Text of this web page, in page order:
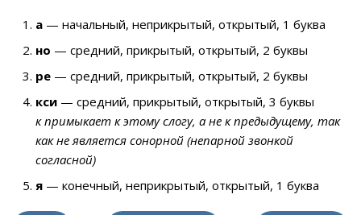
а — начальный, неприкрытый, открытый, 1 буква
но — средний, прикрытый, открытый, 2 буквы
ре — средний, прикрытый, открытый, 2 буквы
кси — средний, прикрытый, открытый, 3 буквы
к примыкает к этому слогу, а не к предыдущему, так
как не является сонорной (непарной звонкой
согласной)
я — конечный, неприкрытый, открытый, 1 буква